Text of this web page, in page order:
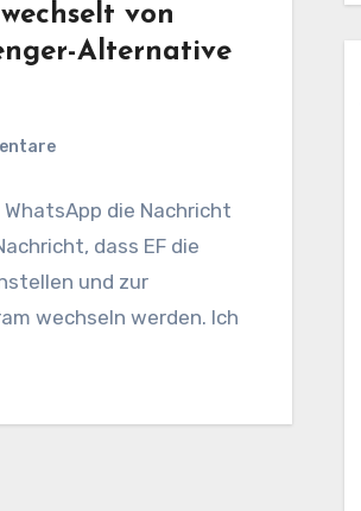
von
Alternative
die Nachricht
dass EF die
und zur
wechseln werden. Ich